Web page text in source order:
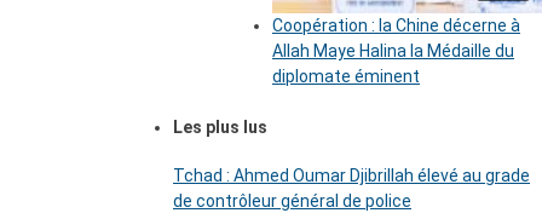
Coopération : la Chine décerne à
Allah Maye Halina la Médaille du
diplomate éminent
Les plus lus
Tchad : Ahmed Oumar Djibrillah élevé au grade
de contrôleur général de police